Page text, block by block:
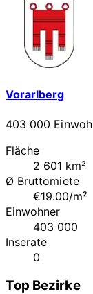
Vorarlberg
403 000
Fläche
2 601 km²
Ø Bruttomiete
€19.00/m²
Einwohner
403 000
Inserate
0
Top Bezirke